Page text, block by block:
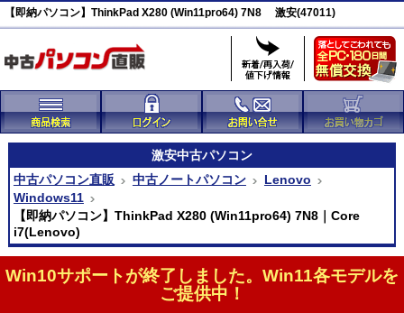
【即納パソコン】ThinkPad X280 (Win11pro64) 7N8 激安(47011)
激安中古パソコン
中古パソコン直販
中古ノートパソコン
Lenovo
Windows11
【即納パソコン】ThinkPad X280 (Win11pro64) 7N8｜Core
i7(Lenovo)
Win10サポートが終了しました。Win11各モデルを
ご提供中！